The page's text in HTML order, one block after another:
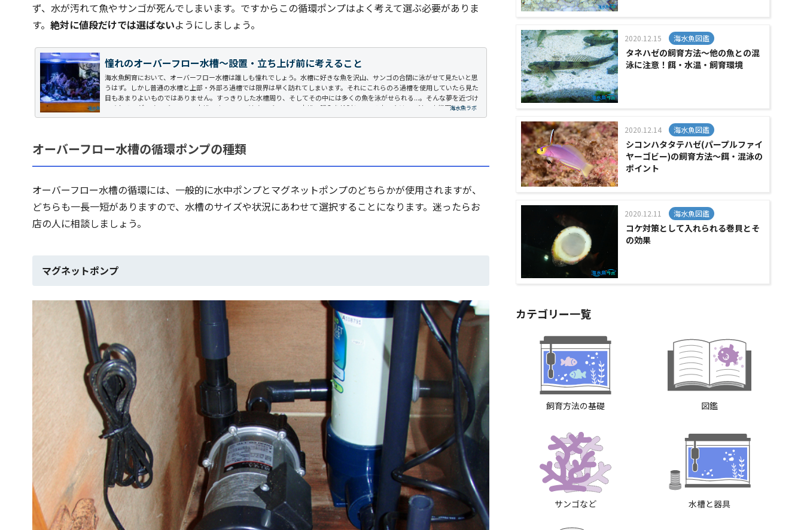
ず、水が汚れて魚やサンゴが死んでしまいます。ですからこの循環ポンプはよく考えて選ぶ必要がありま
す。 絶対に値段だけでは選ばないようにしましょう。
海水魚ラボ
憧れのオーバーフロー水槽～設置・立ち上げ前に考えること
海水魚飼育において、オーバーフロー水槽は誰しも憧れでしょう。水槽に好きな魚を沢山、サンゴの合間に泳がせて見たいと思
うはず。しかし普通の水槽と上部・外部ろ過槽では限界は早く訪れてしまいます。それにこれらのろ過槽を使用していたら見た
目もあまりよいものではありません。すっきりした水槽周り、そしてその中には多くの魚を泳がせられる...。そんな夢を近づけ
てくれるのが、オーバーフロー水槽です。ここではオーバーフロー水槽の購入を検討している方に向けて、特に実態面について
解説していきます。オーバーフロー水槽とは...
オーバーフロー水槽の循環ポンプの種類
オーバーフロー水槽の循環には、一般的に水中ポンプとマグネットポンプのどちらかが使用されますが、
どちらも一長一短がありますので、水槽のサイズや状況にあわせて選択することになります。迷ったらお
店の人に相談しましょう。
マグネットポンプ
2020.12.15 海水魚図鑑
タネハゼの飼育方法～他の魚との混
泳に注意！餌・水温・飼育環境
2020.12.14 海水魚図鑑
シコンハタタテハゼ(パープルファイ
ヤーゴビー)の飼育方法～餌・混泳の
ポイント
2020.12.11 海水魚図鑑
コケ対策として入れられる巻貝とそ
の効果
カテゴリー一覧
飼育方法の基礎 図鑑
サンゴなど 水槽と器具